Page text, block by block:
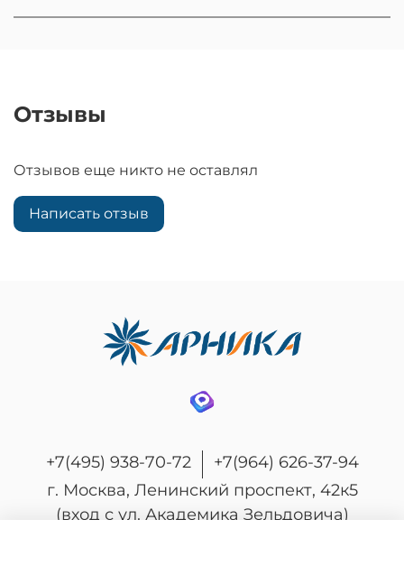
Отзывы
Отзывов еще никто не оставлял
Написать отзыв
+7(495) 938-70-72
+7(964) 626-37-94
г. Москва, Ленинский проспект, 42к5
(вход с ул. Академика Зельдовича)